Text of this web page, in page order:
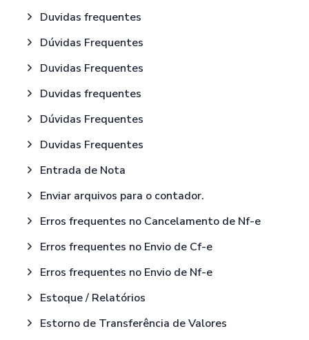
Duvidas frequentes
Dúvidas Frequentes
Duvidas Frequentes
Duvidas frequentes
Dúvidas Frequentes
Duvidas Frequentes
Entrada de Nota
Enviar arquivos para o contador.
Erros frequentes no Cancelamento de Nf-e
Erros frequentes no Envio de Cf-e
Erros frequentes no Envio de Nf-e
Estoque / Relatórios
Estorno de Transferência de Valores